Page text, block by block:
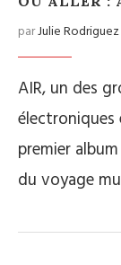
parJulie Rodriguez
AIR, un des
électroniques
premier
du voyage